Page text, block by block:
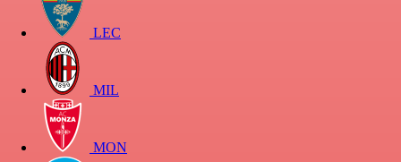
LEC
MIL
MON